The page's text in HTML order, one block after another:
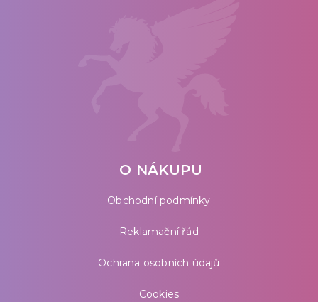
O NÁKUPU
Obchodní podmínky
Reklamační řád
Ochrana osobních údajů
Cookies